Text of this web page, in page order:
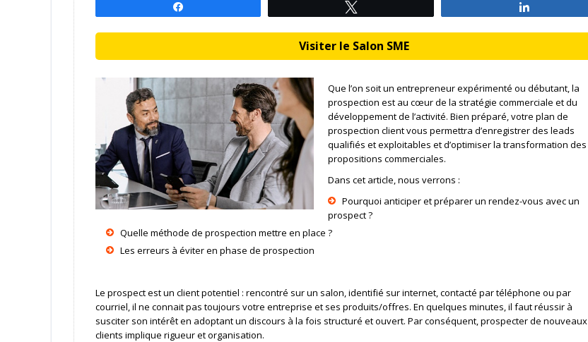
Visiter le Salon SME
Que l’on soit un entrepreneur expérimenté ou débutant, la
prospection est au cœur de la stratégie commerciale et du
développement de l’activité. Bien préparé, votre plan de
prospection client vous permettra d’enregistrer des leads
qualifiés et exploitables et d’optimiser la transformation des
propositions commerciales.
Dans cet article, nous verrons :
Pourquoi anticiper et préparer un rendez-vous avec un
prospect ?
Quelle méthode de prospection mettre en place ?
Les erreurs à éviter en phase de prospection
Le prospect est un client potentiel : rencontré sur un salon, identifié sur internet, contacté par téléphone ou par
courriel, il ne connait pas toujours votre entreprise et ses produits/offres. En quelques minutes, il faut réussir à
susciter son intérêt en adoptant un discours à la fois structuré et ouvert. Par conséquent, prospecter de nouveaux
clients implique rigueur et organisation.